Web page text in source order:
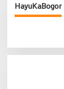
HayuKaBogor